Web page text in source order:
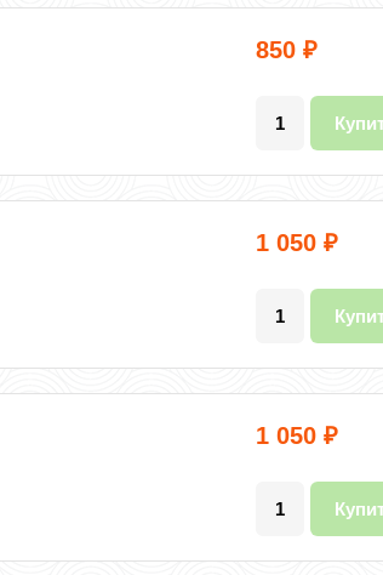
850₽
1 050₽
1 050₽